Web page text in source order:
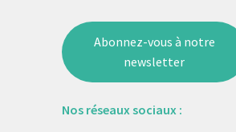
Abonnez-vous à notre
newsletter
Nos réseaux sociaux :